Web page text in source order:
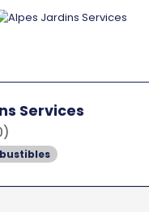
Services